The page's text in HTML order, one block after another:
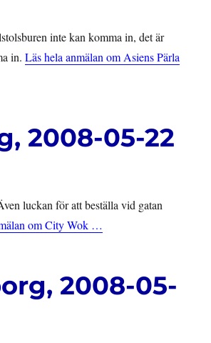
inte kan komma in, det är
in. Läs hela anmälan om Asiens Pärla
2008-05-22
luckan för att beställa vid gatan
om City Wok …
2008-05-